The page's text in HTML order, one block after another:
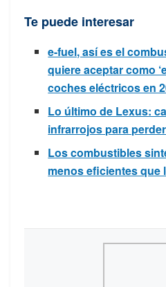
Te puede interesar
e-fuel, así es el
quiere aceptar como
coches eléctricos en
Lo último de Lexus:
infrarrojos para
Los combustibles
menos eficientes